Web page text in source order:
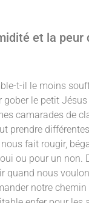
et la
t-il le moins
le petit
camarades de
prendre
fait rougir,
ou pour un non.
quand nous
notre